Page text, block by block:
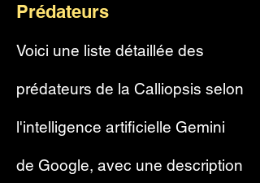
Prédateurs
Voici une liste détaillée des
prédateurs de la Calliopsis selon
l'intelligence artificielle Gemini
de Google, avec une description